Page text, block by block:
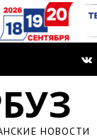
НОВОСТИ